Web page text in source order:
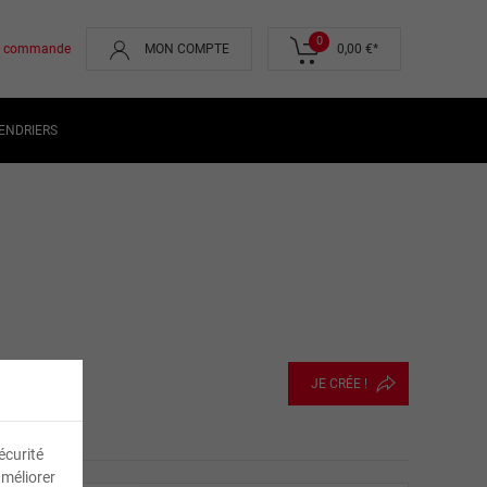
commande MON COMPTE
0
0,00 €*
JE CRÉE !